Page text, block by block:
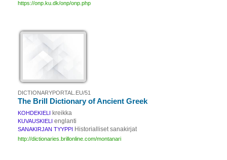
https://onp.ku.dk/onp/onp.php
DICTIONARYPORTAL.EU/51
The Brill Dictionary of Ancient Greek
KOHDEKIELI kreikka
KUVAUSKIELI englanti
SANAKIRJAN TYYPPI Historialliset sanakirjat
http://dictionaries.brillonline.com/montanari